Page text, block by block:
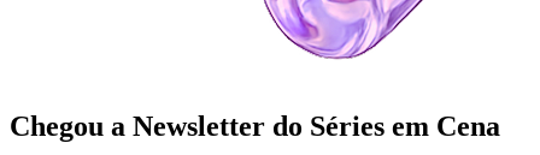
Chegou a Newsletter do Séries em Cena